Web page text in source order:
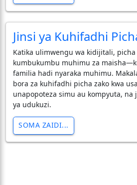
Jinsi ya Kuhifadhi
​Katika ulimwengu wa kidijitali,
kumbukumbu muhimu za
familia hadi nyaraka muhimu.
bora za kuhifadhi picha zako kwa
unapopoteza simu au kompyuta,
ya udukuzi.
SOMA ZAIDI...